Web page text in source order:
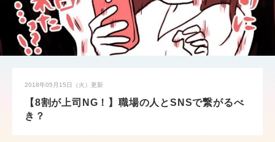
2018年05月15日（火） 更新
【8割が上司NG！】職場の人とSNSで繋がるべ
き？